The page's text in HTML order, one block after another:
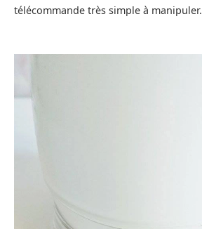
télécommande très simple à manipuler.